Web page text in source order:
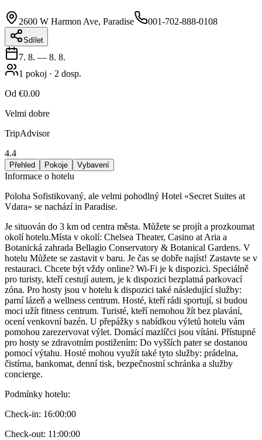
2600 W Harmon Ave, Paradise 001-702-888-0108
Sdílet
7. 8. — 8. 8.
1 pokoj · 2 dosp.
Od €0.00
Velmi dobre
TripAdvisor
4.4
Přehled Pokoje Vybavení
Informace o hotelu
Poloha Sofistikovaný, ale velmi pohodlný Hotel «Secret Suites at
Vdara» se nachází in Paradise.
Je situován do 3 km od centra města. Můžete se projít a prozkoumat
okolí hotelu.Místa v okolí: Chelsea Theater, Casino at Aria a
Botanická zahrada Bellagio Conservatory & Botanical Gardens. V
hotelu Můžete se zastavit v baru. Je čas se dobře najíst! Zastavte se v
restauraci. Chcete být vždy online? Wi-Fi je k dispozici. Speciálně
pro turisty, kteří cestují autem, je k dispozici bezplatná parkovací
zóna. Pro hosty jsou v hotelu k dispozici také následující služby:
parní lázeň a wellness centrum. Hosté, kteří rádi sportují, si budou
moci užít fitness centrum. Turisté, kteří nemohou žít bez plavání,
ocení venkovní bazén. U přepážky s nabídkou výletů hotelu vám
pomohou zarezervovat výlet. Domácí mazlíčci jsou vítáni. Přístupné
pro hosty se zdravotním postižením: Do vyšších pater se dostanou
pomocí výtahu. Hosté mohou využít také tyto služby: prádelna,
čistírna, bankomat, denní tisk, bezpečnostní schránka a služby
concierge.
Podmínky hotelu:
Check-in: 16:00:00
Check-out: 11:00:00